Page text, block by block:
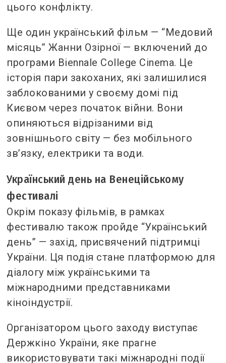
цього конфлікту.
Ще один український фільм — “Медовий
місяць” Жанни Озірної — включений до
програми Biennale College Cinema. Це
історія пари закоханих, які залишилися
заблокованими у своєму домі під
Києвом через початок війни. Вони
опиняються відрізаними від
зовнішнього світу — без мобільного
зв’язку, електрики та води.
Український день на Венеційському
фестивалі
Окрім показу фільмів, в рамках
фестивалю також пройде “Український
день” — захід, присвячений підтримці
України. Ця подія стане платформою для
діалогу між українськими та
міжнародними представниками
кіноіндустрії.
Організатором цього заходу виступає
Держкіно України, яке прагне
використовувати такі міжнародні події